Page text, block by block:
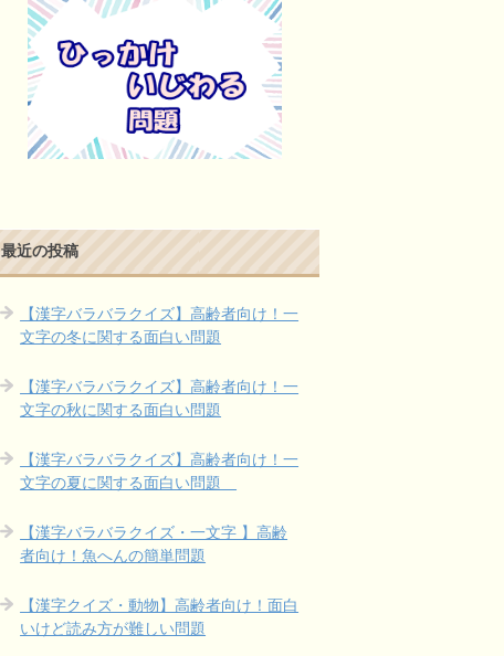
最近の投稿
【漢字バラバラクイズ】高齢者向け！一
文字の冬に関する面白い問題
【漢字バラバラクイズ】高齢者向け！一
文字の秋に関する面白い問題
【漢字バラバラクイズ】高齢者向け！一
文字の夏に関する面白い問題
【漢字バラバラクイズ・一文字 】高齢
者向け！魚へんの簡単問題
【漢字クイズ・動物】高齢者向け！面白
いけど読み方が難しい問題